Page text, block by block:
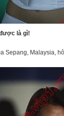
là gì!
Sepang, Malaysia,